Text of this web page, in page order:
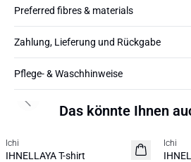
Preferred fibres & materials
Zahlung, Lieferung und Rückgabe
Pflege- & Waschhinweise
Das könnte Ihnen
NEUHEIT
Ichi
IHNELLAYA T-shirt
Ichi
Previous slide